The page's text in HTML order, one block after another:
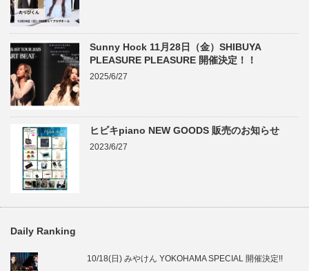
Sunny Hock 11月28日（金）SHIBUYA
PLEASURE PLEASURE 開催決定！！
2025/6/27
ヒビキpiano NEW GOODS 販売のお知らせ
2023/6/27
Daily Ranking
10/18(日) みやけん YOKOHAMA SPECIAL 開催決定!!